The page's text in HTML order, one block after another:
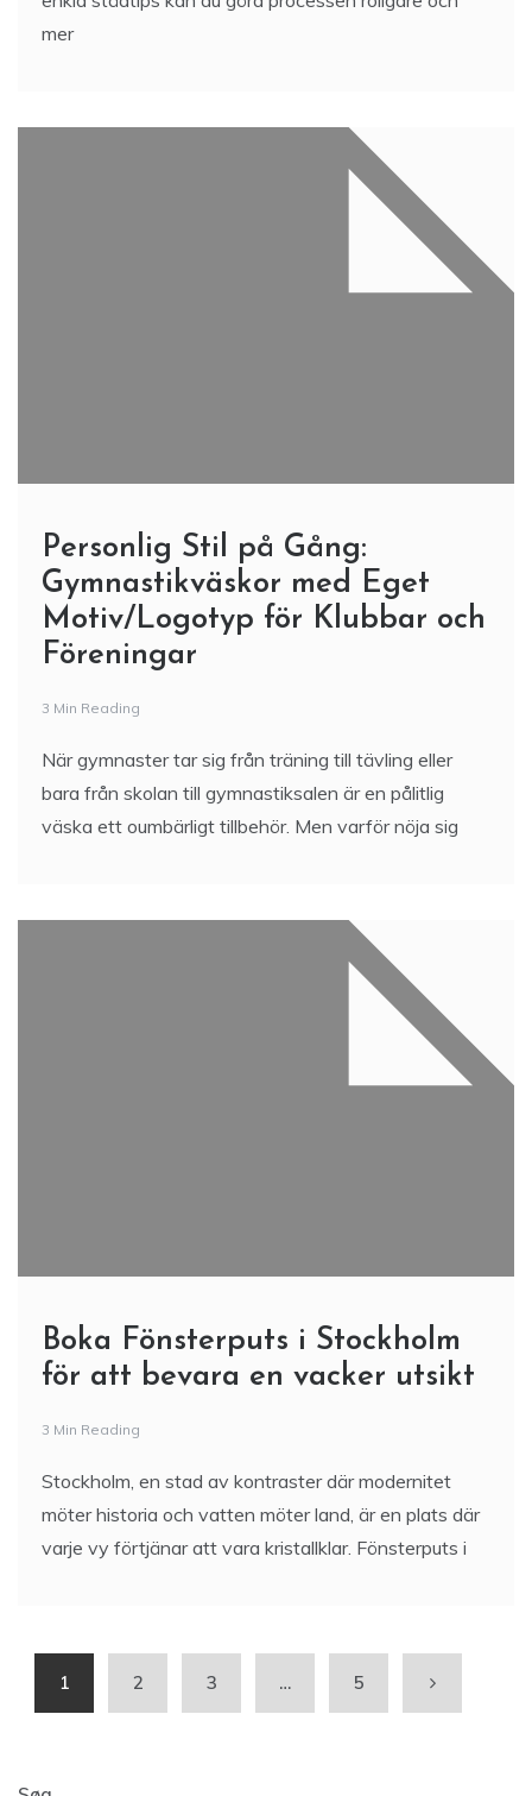
mer
Personlig Stil på Gång:
Gymnastikväskor med Eget
Motiv/Logotyp för Klubbar och
Föreningar
3 Min Reading
När gymnaster tar sig från träning till tävling eller
bara från skolan till gymnastiksalen är en pålitlig
väska ett oumbärligt tillbehör. Men varför nöja sig
Boka Fönsterputs i Stockholm
för att bevara en vacker utsikt
3 Min Reading
Stockholm, en stad av kontraster där modernitet
möter historia och vatten möter land, är en plats där
varje vy förtjänar att vara kristallklar. Fönsterputs i
1 2 3 … 5